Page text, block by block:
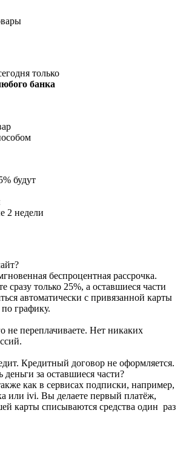
только
банка
% будут
2 недели
беспроцентная рассрочка.
сразу только 25%, а оставшиеся части
автоматически с привязанной карты
по графику.
не переплачиваете. Нет никаких
Кредитный договор не оформляется.
деньги за оставшиеся части?
как в сервисах подписки, например,
или ivi. Вы делаете первый платёж,
карты списываются средства один раз